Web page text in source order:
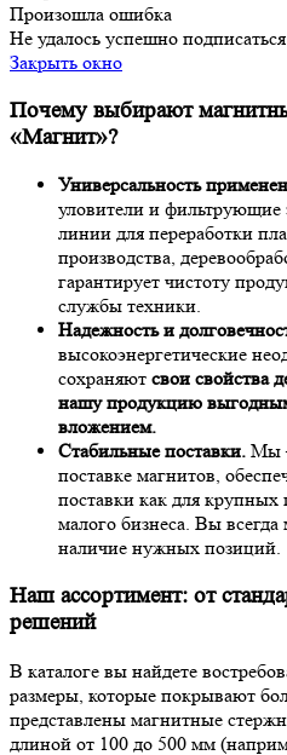
Произошла ошибка
Не удалось успешно
Закрыть окно
Почему выбирают
«Магнит»?
Универсальность
уловители и фильтрующие
линии для переработки
производства,
гарантирует чистоту
службы техники.
Надежность и
высокоэнергетические
сохраняют свои свойства
нашу продукцию
вложением.
Стабильные поставки. Мы
поставке магнитов,
поставки как для крупных
малого бизнеса. Вы
наличие нужных позиций.
Наш ассортимент: от
решений
В каталоге вы найдете
размеры, которые покрывают
представлены магнитные
длиной от 100 до 500 мм